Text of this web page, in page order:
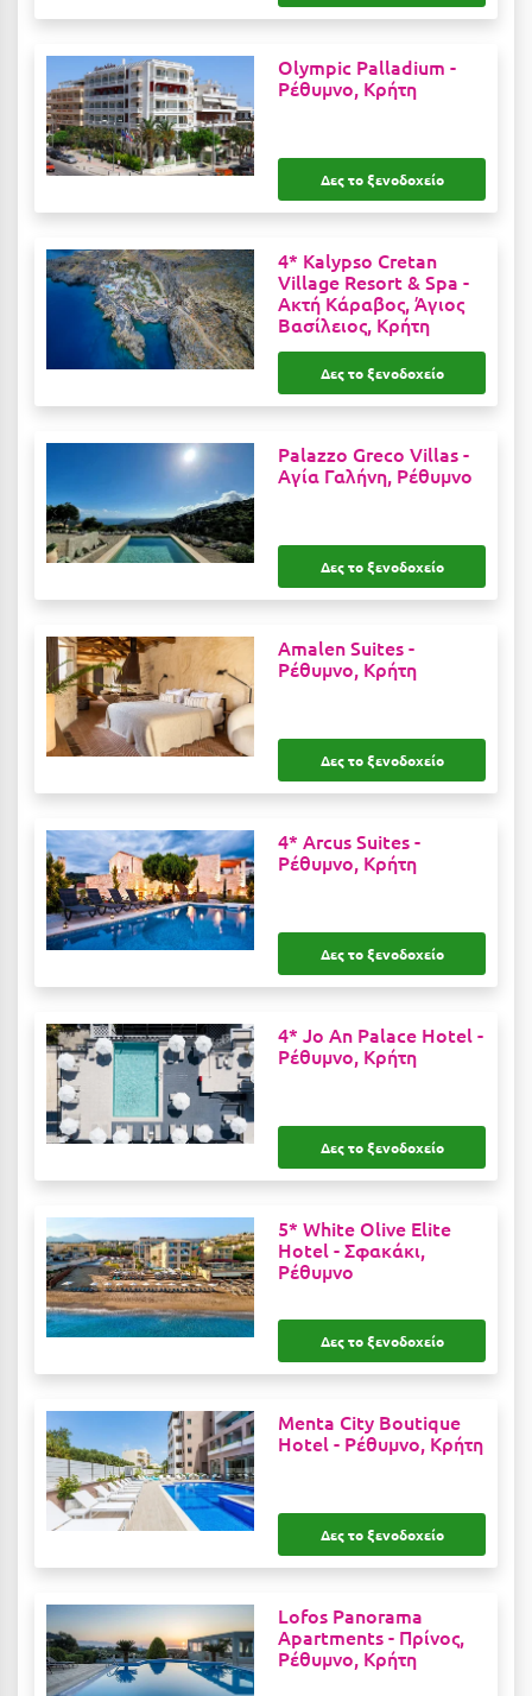
Ιωάννινα
Καβάλα
Καλάβρυτα
Καλαμάτα
Κάλαμος
Καλαμπάκα
Καμένα Βούρλα
Καρδάμαινα
Καρδαμύλη
Καρδίτσα
Κάρυστος
Κάσος
Κασσάνδρα
Κατερίνη
Κέα - Τζιά
Κερατέα
Κέρκυρα
Κεφαλονιά
Κοζάνη
Κοκκώνι Κορινθίας
Κόνιτσα
Κόρινθος
Κορώνη
Κρήτη
Κρουαζιέρες
Κύθηρα
Κυλλήνη
Κύμη Ευβοίας
Κυπαρισσία
Olympic Palladium -
Ρέθυμνο, Κρήτη
Δες το ξενοδοχείο
4* Kalypso Cretan
Village Resort & Spa -
Ακτή Κάραβος, Άγιος
Βασίλειος, Κρήτη
Δες το ξενοδοχείο
Palazzo Greco Villas -
Αγία Γαλήνη, Ρέθυμνο
Δες το ξενοδοχείο
Amalen Suites -
Ρέθυμνο, Κρήτη
Δες το ξενοδοχείο
4* Arcus Suites -
Ρέθυμνο, Κρήτη
Δες το ξενοδοχείο
4* Jo An Palace Hotel -
Ρέθυμνο, Κρήτη
Δες το ξενοδοχείο
5* White Olive Elite
Hotel -Σφακάκι,
Ρέθυμνο
Δες το ξενοδοχείο
Menta City Boutique
Hotel - Ρέθυμνο, Κρήτη
Δες το ξενοδοχείο
Lofos Panorama
Apartments - Πρίνος,
Ρέθυμνο, Κρήτη